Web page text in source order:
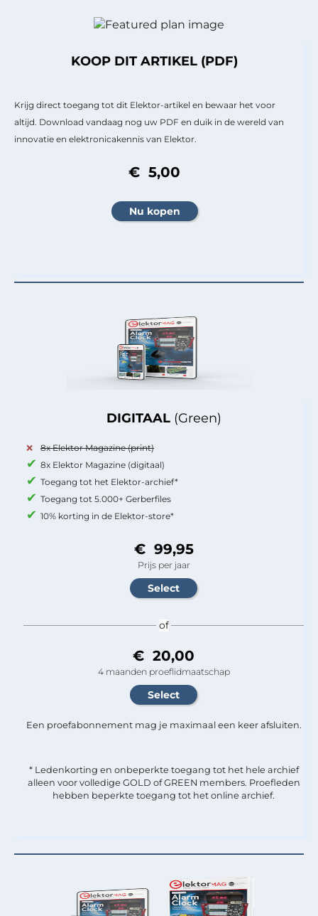
DIGITAAL (Green)
8x Elektor Magazine (print)
8x Elektor Magazine (digitaal)
Toegang tot het Elektor-archief*
Toegang tot 5.000+ Gerberfiles
10% korting in de Elektor-store*
€ 99,95
Prijs per jaar
of
€ 20,00
4 maanden proeflidmaatschap
Een proefabonnement mag je maximaal een keer afsluiten.
* Ledenkorting en onbeperkte toegang tot het hele archief
alleen voor volledige GOLD of GREEN members. Proefleden
hebben beperkte toegang tot het online archief.
KOOP DIT ARTIKEL (PDF)
Krijg direct toegang tot dit Elektor-artikel en bewaar het voor
altijd. Download vandaag nog uw PDF en duik in de wereld van
innovatie en elektronicakennis van Elektor.
€ 5,00